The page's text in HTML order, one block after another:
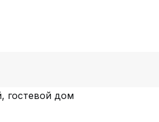
гостевой дом